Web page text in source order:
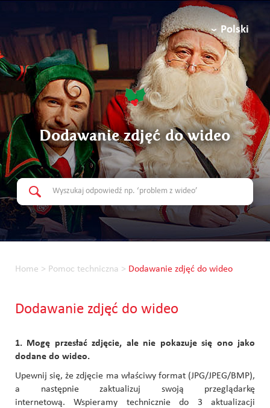
Polski
Dodawanie zdjęć do wideo
Home > Pomoc techniczna > Dodawanie zdjęć do wideo
Dodawanie zdjęć do wideo
1. Mogę przesłać zdjęcie, ale nie pokazuje się ono jako
dodane do wideo.
Upewnij się, że zdjęcie ma właściwy format (JPG/JPEG/BMP),
a następnie zaktualizuj swoją przeglądarkę
internetową. Wspieramy technicznie do 3 aktualizacji